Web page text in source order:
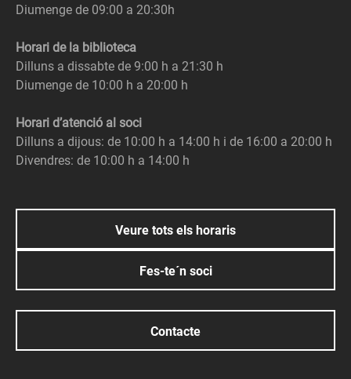
Diumenge de 09:00 a 20:30h
Horari de la biblioteca
Dilluns a dissabte de 9:00 h a 21:30 h
Diumenge de 10:00 h a 20:00 h
Horari d’atenció al soci
Dilluns a dijous: de 10:00 h a 14:00 h i de 16:00 a 20:00 h
Divendres: de 10:00 h a 14:00 h
Veure tots els horaris
Fes-te´n soci
Contacte